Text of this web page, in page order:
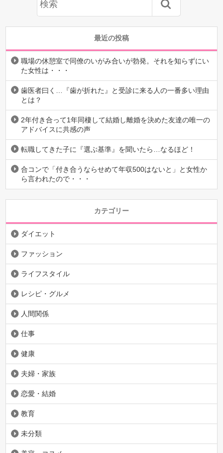
最近の投稿
職場の休憩室で同僚のいがみ合いが勃発。それを知らずにい
た女性は・・・
歯医者曰く…『歯が折れた』と受診に来る人の一番多い理由
とは？
2年付き合って1年同棲して結婚し離婚を決めた友達の唯一の
アドバイスに共感の声
転職してきた子に『選ぶ基準』を聞いたら…なるほど！
合コンで「付き合うならせめて年収500はないと」と女性か
ら言われたので・・・
カテゴリー
ダイエット
ファッション
ライフスタイル
レシピ・グルメ
人間関係
仕事
健康
夫婦・家族
恋愛・結婚
教育
未分類